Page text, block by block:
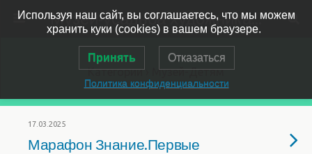
Музей-усадьба художника Ярошенко
Категории › Музей-Детям
17.03.2025
Марафон Знание.Первые
Используя наш сайт, вы соглашаетесь, что мы можем
хранить куки (cookies) в вашем браузере.
Принять Отказаться
Политика конфиденциальности